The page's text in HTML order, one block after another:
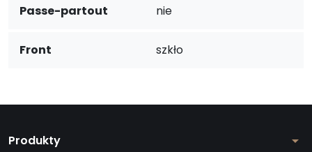
Passe-partout nie
Front szkło
Produkty arrow_drop_down